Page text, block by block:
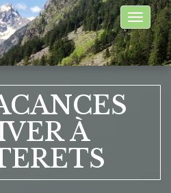
Toggle
À